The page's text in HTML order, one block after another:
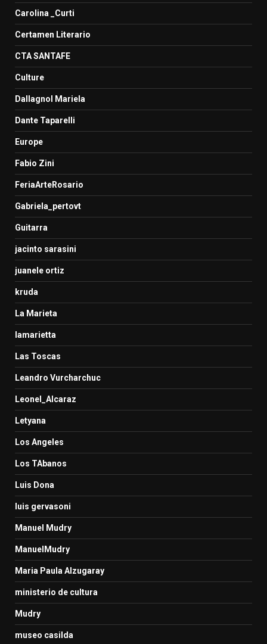
Carolina _Curti
Certamen Literario
CTA SANTAFE
Culture
Dallagnol Mariela
Dante Taparelli
Europe
Fabio Zini
FeriaArteRosario
Gabriela_pertovt
Guitarra
jacinto sarasini
juanele ortiz
kruda
La Marieta
lamarietta
Las Toscas
Leandro Vurcharchuc
Leonel_Alcaraz
Letyana
Los Angeles
Los TAbanos
Luis Dona
luis gervasoni
Manuel Mudry
ManuelMudry
Maria Paula Alzugaray
ministerio de cultura
Mudry
museo casilda